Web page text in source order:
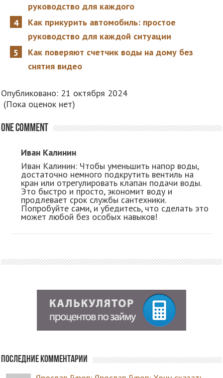
руководство для каждого
Как прикурить автомобиль: простое
руководство для каждой ситуации
Как поверяют счетчик воды на дому без
снятия видео
Опубликовано: 21 октября 2024
(Пока оценок нет)
One comment
Иван Калинин
Иван Калинин: Чтобы уменьшить напор воды,
достаточно немного подкрутить вентиль на
кран или отрегулировать клапан подачи воды.
Это быстро и просто, экономит воду и
продлевает срок службы сантехники.
Попробуйте сами, и убедитесь, что сделать это
может любой без особых навыков!
Последние комментарии